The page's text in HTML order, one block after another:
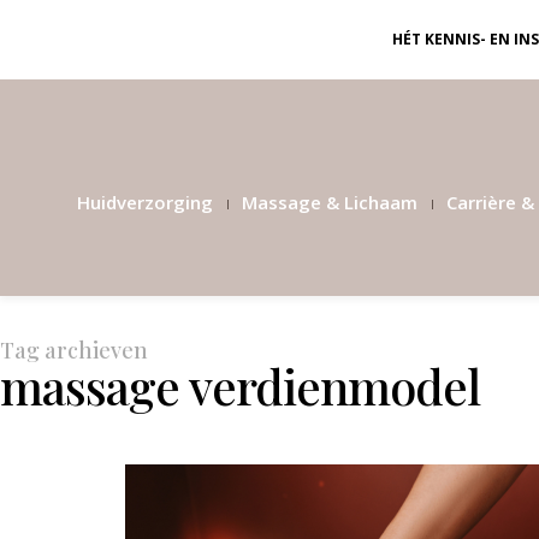
HÉT KENNIS- EN
Huidverzorging Massage & Lichaam Carrière
Tag archieven
massage verdienmodel